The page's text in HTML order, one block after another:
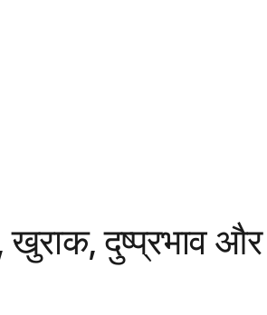
खुराक, दुष्प्रभाव